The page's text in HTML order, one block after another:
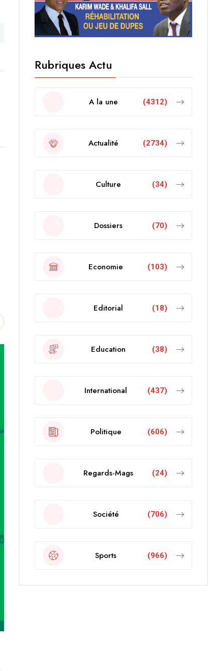
Rubriques Actu
A la une (4312)
Actualité (2734)
Culture (34)
Dossiers (70)
Economie (103)
Editorial (18)
Education (38)
International (437)
Politique (606)
Regards-Mags (24)
Société (706)
Sports (966)